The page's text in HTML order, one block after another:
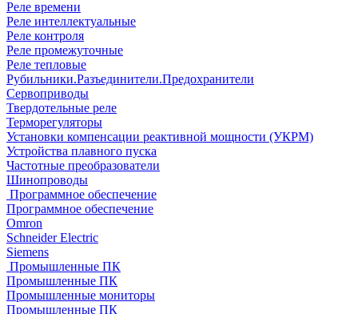
Реле времени
Реле интеллектуальные
Реле контроля
Реле промежуточные
Реле тепловые
Рубильники.Разъединители.Предохранители
Сервоприводы
Твердотельные реле
Терморегуляторы
Установки компенсации реактивной мощности (УКРМ)
Устройства плавного пуска
Частотные преобразователи
Шинопроводы
Программное обеспечение
Программное обеспечение
Omron
Schneider Electric
Siemens
Промышленные ПК
Промышленные ПК
Промышленные мониторы
Промышленные ПК